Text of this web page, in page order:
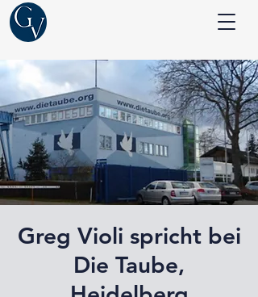
Greg Violi spricht bei
Die Taube,